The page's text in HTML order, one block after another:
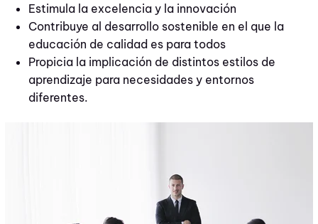
Estimula la excelencia y la innovación
Contribuye al desarrollo sostenible en el que la
educación de calidad es para todos
Propicia la implicación de distintos estilos de
aprendizaje para necesidades y entornos
diferentes.